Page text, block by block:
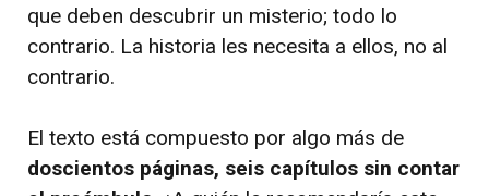
que deben descubrir un misterio; todo lo
contrario. La historia les necesita a ellos, no al
contrario.
El texto está compuesto por algo más de
doscientos páginas, seis capítulos sin contar